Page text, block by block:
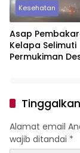
Kesehatan
Asap
Kelapa Selimuti
Permukiman
Alamat email
wajib ditandai *